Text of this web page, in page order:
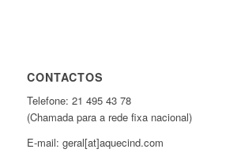
CONTACTOS
Telefone: 21 495 43 78
(Chamada para a rede fixa nacional)
E-mail: geral[at]aquecind.com